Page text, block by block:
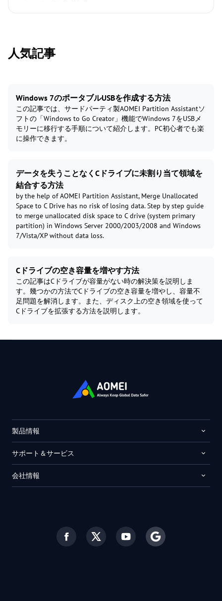
人気記事
Windows 7のポータブルUSBを作成する方法
この記事では、サードパーティ製AOMEI Partition Assistantソ
フトの「Windows to Go Creator」機能でWindows 7をUSBメ
モリーに移行する手順について紹介します。PC初心者でも楽
に操作できます。
データを失うことなくCドライブに未割り当て領域を
結合する方法
by the help of AOMEI Partition Assistant, Merge Unallocated
Space to C Drive has no risk of losing data. Step by step guide
to merge unallocated disk space to C drive (system primary
partition) in Windows Server 2000/2003/2008 and Windows
7/Vista/XP without data loss.
Cドライブの空き容量を増やす方法
この記事はCドライブが容量がない時の解決策を説明しま
す。幾つかの方法でCドライブの空き容量を増やし、容量不
足問題を解消します。また、ディスク上の空き領域を使って
Cドライブを拡張する方法を説明します。
製品情報
サポート＆サービス
会社情報